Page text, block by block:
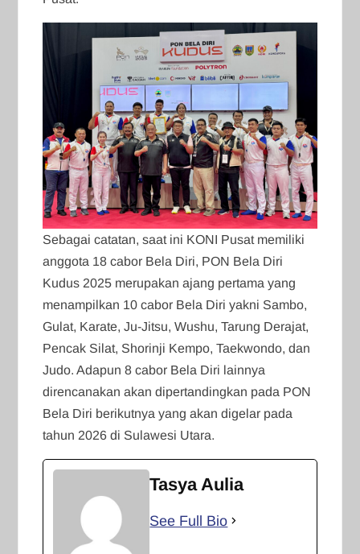
Sebagai catatan, saat ini KONI Pusat memiliki
anggota 18 cabor Bela Diri, PON Bela Diri
Kudus 2025 merupakan ajang pertama yang
menampilkan 10 cabor Bela Diri yakni Sambo,
Gulat, Karate, Ju-Jitsu, Wushu, Tarung Derajat,
Pencak Silat, Shorinji Kempo, Taekwondo, dan
Judo. Adapun 8 cabor Bela Diri lainnya
direncanakan akan dipertandingkan pada PON
Bela Diri berikutnya yang akan digelar pada
tahun 2026 di Sulawesi Utara.
Tasya Aulia
See Full Bio